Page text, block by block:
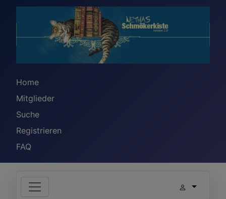
Home
Mitglieder
Suche
Registrieren
FAQ